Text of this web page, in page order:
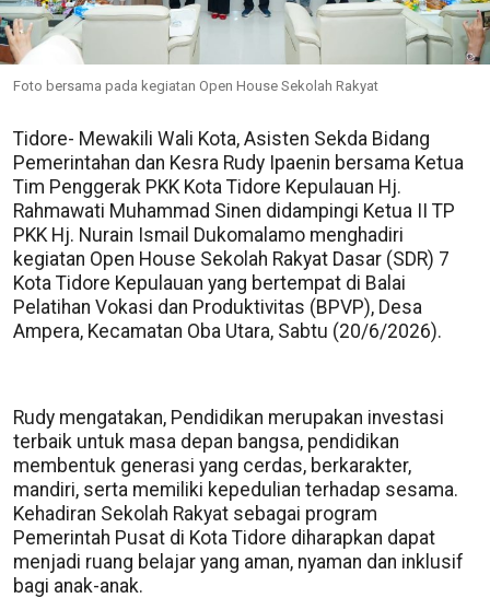
Foto bersama pada kegiatan Open House Sekolah Rakyat
Tidore- Mewakili Wali Kota, Asisten Sekda Bidang
Pemerintahan dan Kesra Rudy Ipaenin bersama Ketua
Tim Penggerak PKK Kota Tidore Kepulauan Hj.
Rahmawati Muhammad Sinen didampingi Ketua II TP
PKK Hj. Nurain Ismail Dukomalamo menghadiri
kegiatan Open House Sekolah Rakyat Dasar (SDR) 7
Kota Tidore Kepulauan yang bertempat di Balai
Pelatihan Vokasi dan Produktivitas (BPVP), Desa
Ampera, Kecamatan Oba Utara, Sabtu (20/6/2026).
Rudy mengatakan, Pendidikan merupakan investasi
terbaik untuk masa depan bangsa, pendidikan
membentuk generasi yang cerdas, berkarakter,
mandiri, serta memiliki kepedulian terhadap sesama.
Kehadiran Sekolah Rakyat sebagai program
Pemerintah Pusat di Kota Tidore diharapkan dapat
menjadi ruang belajar yang aman, nyaman dan inklusif
bagi anak-anak.